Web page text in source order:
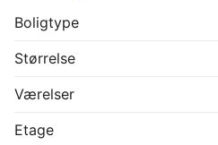
Dejligt stille og roligt sted,
🏠 Lejligheden er 54
Stort badeværelse 🛁
Boligtype
Størrelse
Værelser
Etage